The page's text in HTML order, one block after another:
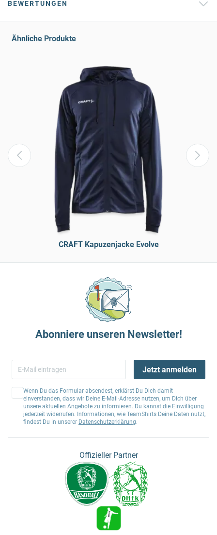
BEWERTUNGEN
Ähnliche Produkte
CRAFT Kapuzenjacke Evolve
Abonniere unseren Newsletter!
Jetzt anmelden
Wenn Du das Formular absendest, erklärst Du Dich damit
einverstanden, dass wir Deine E-Mail-Adresse nutzen, um Dich über
unsere aktuellen Angebote zu informieren. Du kannst die Einwilligung
jederzeit widerrufen. Informationen, wie TeamShirts Deine Daten nutzt,
findest Du in unserer Datenschutzerklärung.
Offizieller Partner